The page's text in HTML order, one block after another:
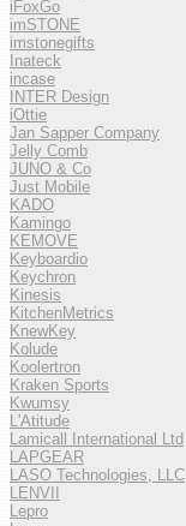
iFoxGo
imSTONE
imstonegifts
Inateck
incase
INTER Design
iOttie
Jan Sapper Company
Jelly Comb
JUNO & Co
Just Mobile
KADO
Kamingo
KEMOVE
Keyboardio
Keychron
Kinesis
KitchenMetrics
KnewKey
Kolude
Koolertron
Kraken Sports
Kwumsy
L'Atitude
Lamicall International Ltd
LAPGEAR
LASO Technologies, LLC
LENVII
Lepro